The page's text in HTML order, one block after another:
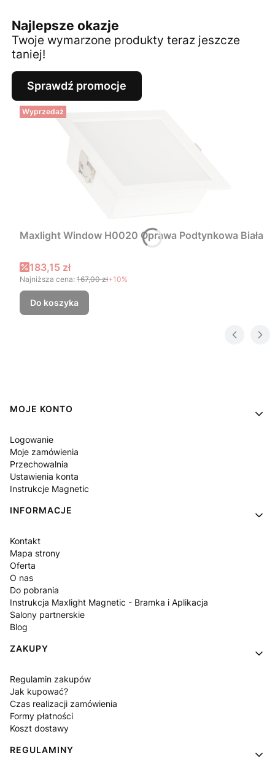
Najlepsze okazje
Twoje wymarzone produkty teraz jeszcze
taniej!
Sprawdź promocje
Wyprzedaż
Maxlight Window H0020 Oprawa Podtynkowa Biała
Cena promocyjna
183,15 zł
Najniższa cena: 167,00 zł+10%
Do koszyka
Linki w stopce
MOJE KONTO
Logowanie
Moje zamówienia
Przechowalnia
Ustawienia konta
Instrukcje Magnetic
INFORMACJE
Kontakt
Mapa strony
Oferta
O nas
Do pobrania
Instrukcja Maxlight Magnetic - Bramka i Aplikacja
Salony partnerskie
Blog
ZAKUPY
Regulamin zakupów
Jak kupować?
Czas realizacji zamówienia
Formy płatności
Koszt dostawy
REGULAMINY